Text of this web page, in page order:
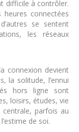
difficile à contrôler.
heures connectées
se sentent
les réseaux
connexion devient
la solitude, l’ennui
hors ligne sont
loisirs, études, vie
centrale, parfois au
de soi.